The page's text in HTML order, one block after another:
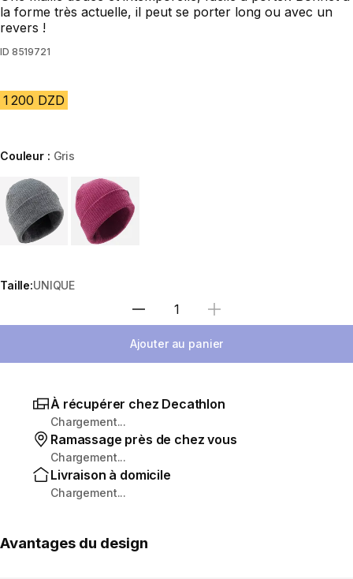
la forme très actuelle, il peut se porter long ou avec un
revers !
ID 8519721
1 200 DZD
Couleur : Gris
Choose a variant
Taille:UNIQUE
Sélectionnez la quantité
Ajouter au panier
À récupérer chez Decathlon
Chargement...
Ramassage près de chez vous
Chargement...
Livraison à domicile
Chargement...
Avantages du design